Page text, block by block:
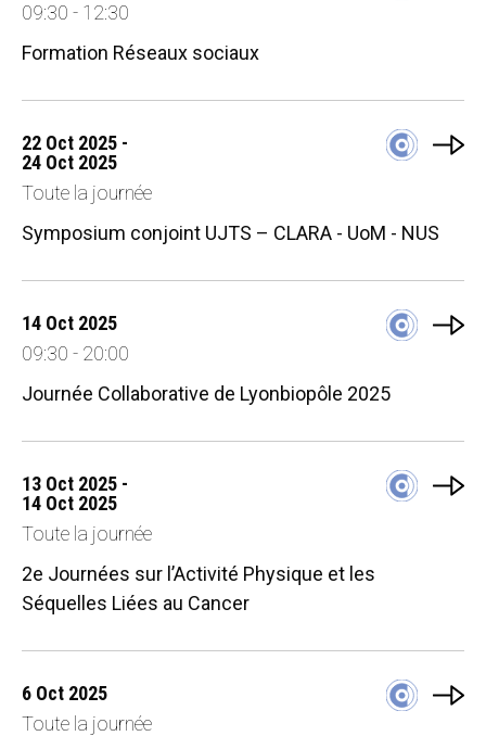
09:30 - 12:30
Formation Réseaux sociaux
22 Oct 2025 -
24 Oct 2025
Toute la journée
Symposium conjoint UJTS – CLARA - UoM - NUS
14 Oct 2025
09:30 - 20:00
Journée Collaborative de Lyonbiopôle 2025
13 Oct 2025 -
14 Oct 2025
Toute la journée
2e Journées sur l’Activité Physique et les
Séquelles Liées au Cancer
6 Oct 2025
Toute la journée